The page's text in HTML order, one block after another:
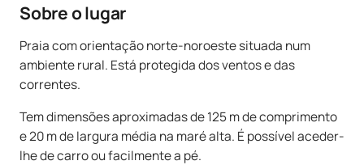
Sobre o lugar
Praia com orientação norte-noroeste situada num
ambiente rural. Está protegida dos ventos e das
correntes.
Tem dimensões aproximadas de 125 m de comprimento
e 20 m de largura média na maré alta. É possível aceder-
lhe de carro ou facilmente a pé.